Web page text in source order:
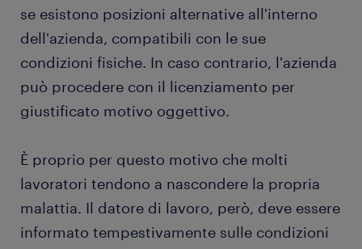
se esistono posizioni alternative all'interno
dell'azienda, compatibili con le sue
condizioni fisiche. In caso contrario, l'azienda
può procedere con il licenziamento per
giustificato motivo oggettivo.
È proprio per questo motivo che molti
lavoratori tendono a nascondere la propria
malattia. Il datore di lavoro, però, deve essere
informato tempestivamente sulle condizioni